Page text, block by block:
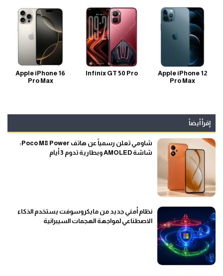
Apple iPhone 12
Pro Max
Infinix GT 50 Pro
Apple iPhone 16
Pro Max
إقرأ أيضاً
شاومي تعلن رسمياً عن هاتف Poco M8 Power:
شاشة AMOLED وبطارية تدوم 3 أيام
نظام أمني جديد من مايكروسوفت يستخدم الذكاء
الاصطناعي لمواجهة الهجمات السيبرانية